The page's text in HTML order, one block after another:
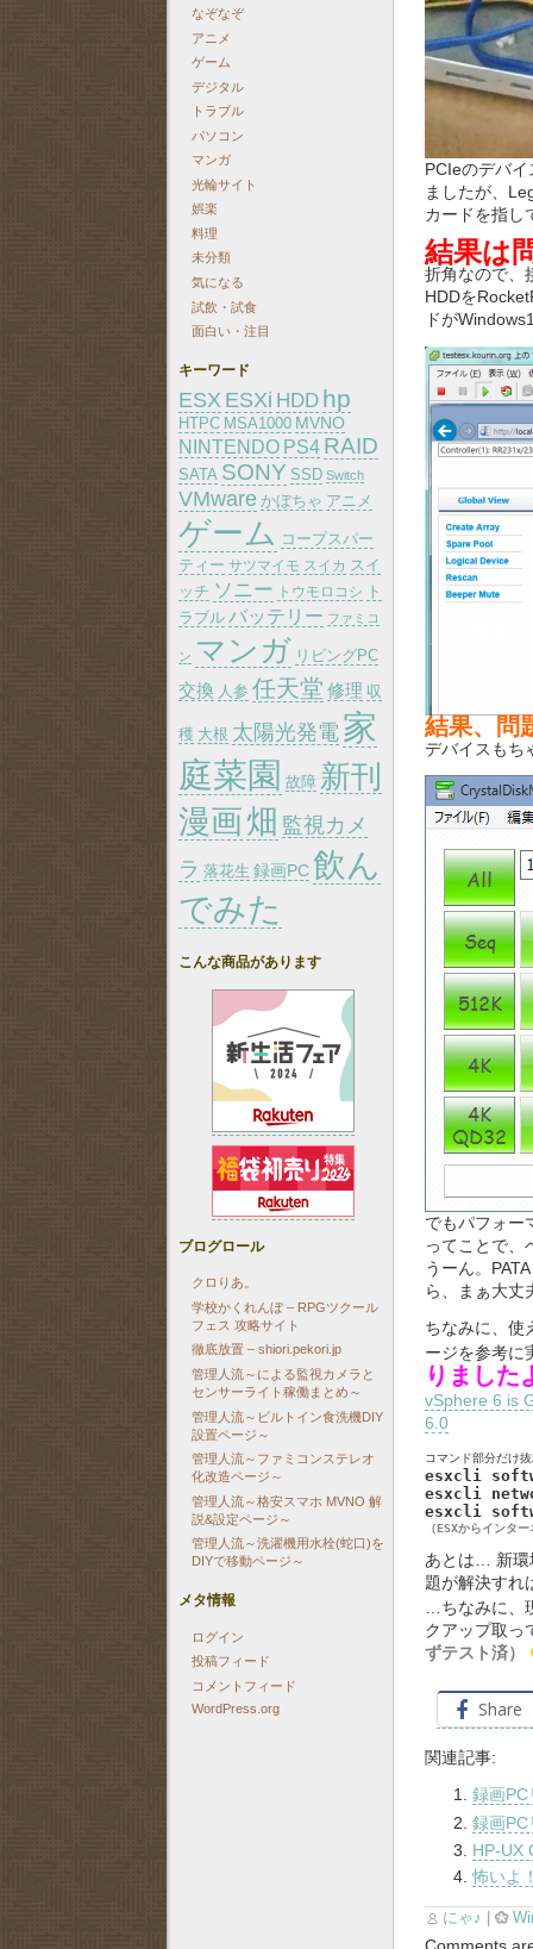
PCIeのデバ
ましたが、
カードを指し
結果は
折角なので、
HDDを
ドが
結果、問
デバイスもち
でもパフォー
ってことで、
うーん。
ら、まぁ大
ちなみに、使
ージを参考に
りました
vSphere 6 is
6.0
esxcli
esxcli
esxcli
（ESXからインタ
あとは… 新環
題が解決すれ
…ちなみに
クアップ取っ
ずテスト済）
Share
関連記事:
録画
録画
HP-UX
怖いよ
にゃ♪ |
なぞなぞ
アニメ
ゲーム
デジタル
トラブル
パソコン
マンガ
光輪サイト
娯楽
料理
未分類
気になる
試飲・試食
面白い・注目
キーワード
ESX ESXi HDD hp
HTPC MSA1000 MVNO
NINTENDO PS4 RAID
SATA SONY SSD Switch
VMware かぼちゃ アニメ
ゲーム コープスパー
ティー サツマイモ スイカ スイ
ッチ ソニー トウモロコシ
ト
ラブル バッテリー ファミコ
ン マンガ リビングPC
交換 人参 任天堂 修理 収
穫 大根 太陽光発電 家
庭菜園 故障 新刊
漫画畑 監視カメ
ラ 落花生 録画PC飲ん
でみた
こんな商品があります
ブログロール
クロりあ。
学校かくれんぼ – RPGツクール
フェス 攻略サイト
徹底放置 – shiori.pekori.jp
管理人流～による監視カメラと
センサーライト稼働まとめ～
管理人流～ビルトイン食洗機DIY
設置ページ～
管理人流～ファミコンステレオ
化改造ページ～
管理人流～格安スマホ MVNO 解
説&設定ページ～
管理人流～洗濯機用水栓(蛇口)を
DIYで移動ページ～
メタ情報
ログイン
投稿フィード
コメントフィード
WordPress.org